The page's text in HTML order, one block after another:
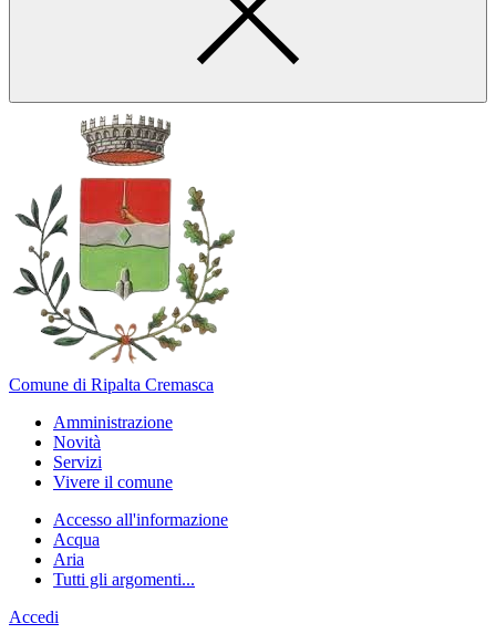
Comune di Ripalta Cremasca
Amministrazione
Novità
Servizi
Vivere il comune
Accesso all'informazione
Acqua
Aria
Tutti gli argomenti...
Accedi